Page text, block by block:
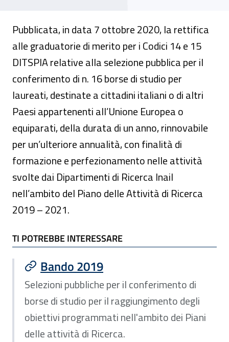
Pubblicata, in data 7 ottobre 2020, la rettifica
alle graduatorie di merito per i Codici 14 e 15
DITSPIA relative alla selezione pubblica per il
conferimento di n. 16 borse di studio per
laureati, destinate a cittadini italiani o di altri
Paesi appartenenti all’Unione Europea o
equiparati, della durata di un anno, rinnovabile
per un’ulteriore annualità, con finalità di
formazione e perfezionamento nelle attività
svolte dai Dipartimenti di Ricerca Inail
nell’ambito del Piano delle Attività di Ricerca
2019 – 2021.
TI POTREBBE INTERESSARE
TI POTREBBE INTERESSARE
Bando 2019
Selezioni pubbliche per il conferimento di
borse di studio per il raggiungimento degli
obiettivi programmati nell'ambito dei Piani
delle attività di Ricerca.